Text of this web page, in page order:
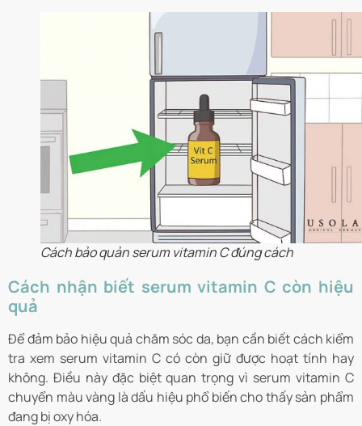
Cách bảo quản serum vitamin C đúng cách
Cách nhận biết serum vitamin C còn hiệu
quả
Để đảm bảo hiệu quả chăm sóc da, bạn cần biết cách kiểm
tra xem serum vitamin C có còn giữ được hoạt tính hay
không. Điều này đặc biệt quan trọng vì serum vitamin C
chuyển màu vàng là dấu hiệu phổ biến cho thấy sản phẩm
đang bị oxy hóa.